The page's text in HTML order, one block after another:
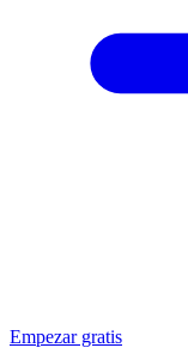
Empezar gratis